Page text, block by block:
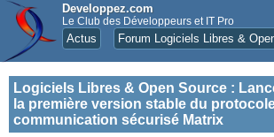
Developpez.com
Le Club des Développeurs et IT Pro
Actus Forum Logiciels Libres &
Logiciels Libres & Open Source :
la première version stable du
communication sécurisé Matrix